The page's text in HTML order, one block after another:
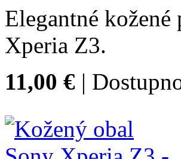
Elegantné
Xperia Z3.
11,00 € |